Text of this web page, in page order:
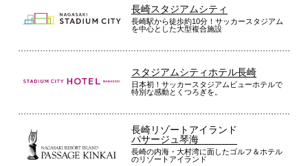
長崎スタジアムシティ
長崎駅から徒歩約10分！サッカースタジアム
を中心とした大型複合施設
スタジアムシティホテル長崎
日本初！サッカースタジアムビューホテルで
特別な感動とくつろぎを。
長崎リゾートアイランド
パサージュ琴海
長崎の内海・大村湾に面したゴルフ＆ホテル
のリゾートアイランド